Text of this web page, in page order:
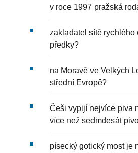
v roce 1997 pražská
zakladatel sítě rychlého
předky?
na Moravě ve Velkých
střední Evropě?
Češi vypijí nejvíce piva
více než sedmdesát
písecký gotický most je